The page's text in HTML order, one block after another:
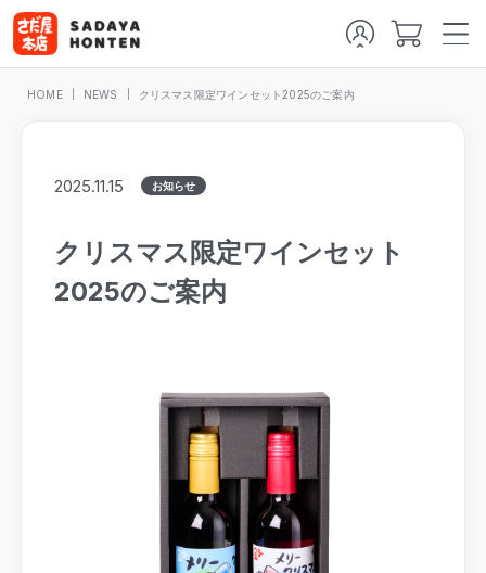
HOME NEWS クリスマス限定ワインセット2025のご案内
2025.11.15 お知らせ
クリスマス限定ワインセット
2025のご案内